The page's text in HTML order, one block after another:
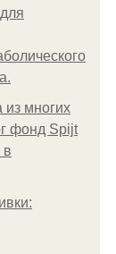
из многих
фонд Spijt
в